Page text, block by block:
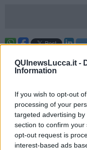
QUInewsLucca.it -
Information
If you wish to opt-out
processing of your
targeted advertising
section to confirm
opt-out request is
interest-based ads
casidi contagio da
territorio che comprende la
localizzati i tamponi
Nella zona della Piana di
segnatamente nei
Lucca 93, Montecarlo 4,